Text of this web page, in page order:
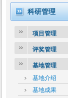
科研管理
项目管理
评奖管理
基地管理
基地介绍
基地成果